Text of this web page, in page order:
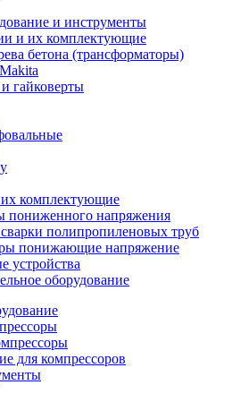
и инструменты
и их комплектующие
бетона (трансформаторы)
гайковерты
комплектующие
пониженного напряжения
полипропиленовых труб
понижающие напряжение
устройства
оборудование
для компрессоров